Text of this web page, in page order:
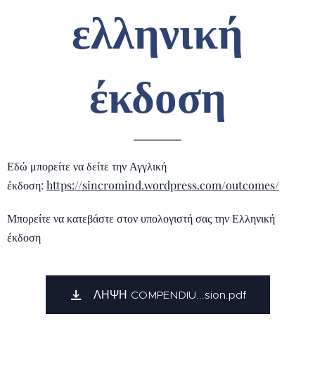
ελληνική
έκδοση
Εδώ μπορείτε να δείτε την Αγγλική
έκδοση: https://sincromind.wordpress.com/outcomes/
Μπορείτε να κατεβάστε στον υπολογιστή σας την Ελληνική
έκδοση
ΛΗΨΗ COMPENDIU...sion.pdf